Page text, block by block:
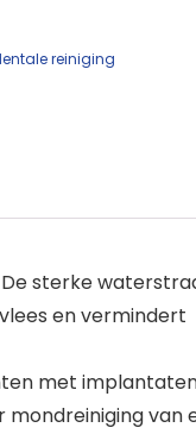
reiniging
De sterke
en vermindert
met
mondreiniging van